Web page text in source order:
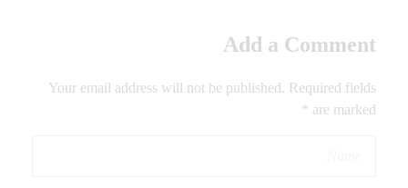
Add a Comment
Your email address will not be published. Required fields
are marked *